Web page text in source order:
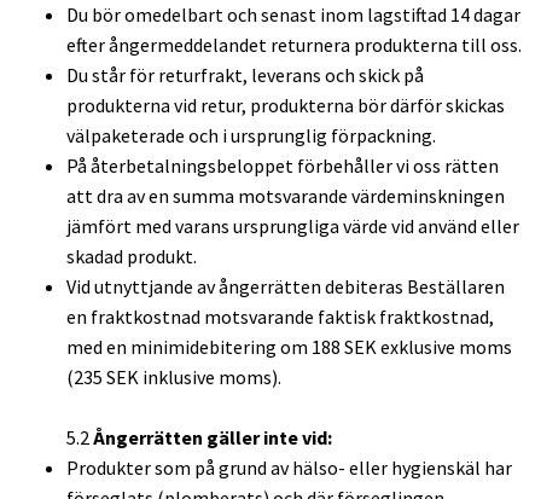
Du bör omedelbart och senast inom lagstiftad 14 dagar
efter ångermeddelandet returnera produkterna till oss.
Du står för returfrakt, leverans och skick på
produkterna vid retur, produkterna bör därför skickas
välpaketerade och i ursprunglig förpackning.
På återbetalningsbeloppet förbehåller vi oss rätten
att dra av en summa motsvarande värdeminskningen
jämfört med varans ursprungliga värde vid använd eller
skadad produkt.
Vid utnyttjande av ångerrätten debiteras Beställaren
en fraktkostnad motsvarande faktisk fraktkostnad,
med en minimidebitering om 188 SEK exklusive moms
(235 SEK inklusive moms).
5.2Ångerrätten gäller inte vid:
Produkter som på grund av hälso- eller hygienskäl har